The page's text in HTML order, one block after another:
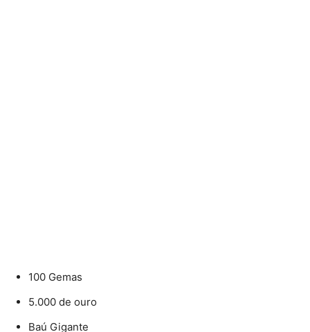
100 Gemas
5.000 de ouro
Baú Gigante